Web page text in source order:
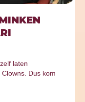
laten
Dus kom